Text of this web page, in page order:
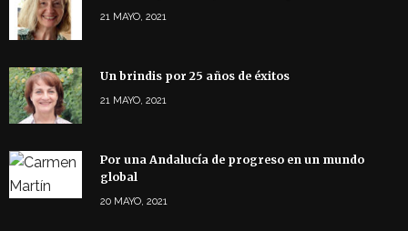
21 MAYO, 2021
Un brindis por 25 años de éxitos
21 MAYO, 2021
Por una Andalucía de progreso en un mundo
global
20 MAYO, 2021